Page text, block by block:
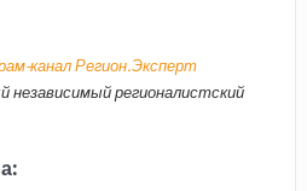
канал Регион.Эксперт
независимый регионалистский